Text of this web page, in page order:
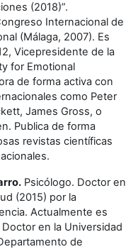
(2018)”.
Internacional de
(Málaga, 2007). Es
Vicepresidente de la
for Emotional
de forma activa con
como Peter
James Gross, o
Publica de forma
revistas científicas
Psicólogo. Doctor en
(2015) por la
Actualmente es
en la Universidad
de